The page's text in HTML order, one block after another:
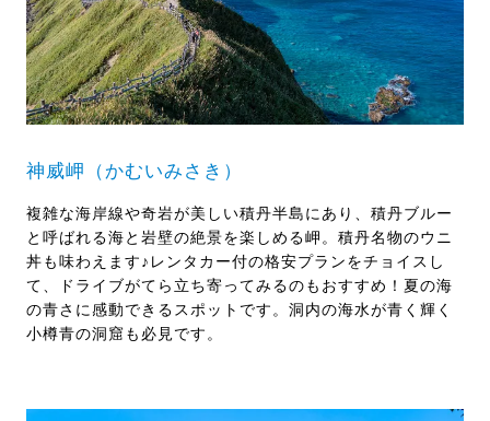
神威岬（かむいみさき）
複雑な海岸線や奇岩が美しい積丹半島にあり、積丹ブルー
と呼ばれる海と岩壁の絶景を楽しめる岬。積丹名物のウニ
丼も味わえます♪レンタカー付の格安プランをチョイスし
て、ドライブがてら立ち寄ってみるのもおすすめ！夏の海
の青さに感動できるスポットです。洞内の海水が青く輝く
小樽青の洞窟も必見です。